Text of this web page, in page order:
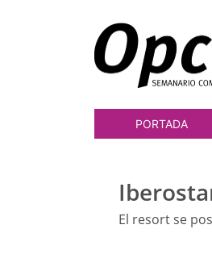
PORTADA
El resort se